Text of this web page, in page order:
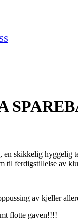
en skikkelig
til ferdigstillelse av
av kjeller
flotte gaven!!!!